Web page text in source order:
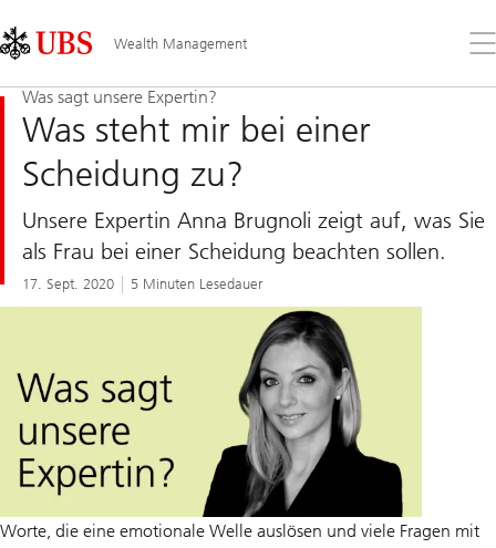
Links
Area
Wealth Management
Sie
Was sagt unsere Expertin?
Was steht mir bei einer
Scheidung zu?
Unsere Expertin Anna Brugnoli zeigt auf, was Sie
als Frau bei einer Scheidung beachten sollen.
17. Sept. 2020 5 Minuten Lesedauer
Worte, die eine emotionale Welle auslösen und viele Fragen mit